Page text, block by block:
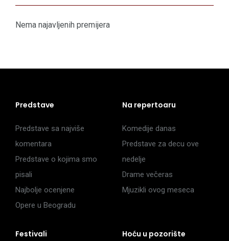
Nema najavljenih premijera
Predstave
Predstave sa najviše
komentara
Predstave o kojima smo
pisali
Najbolje ocenjene
Opere u Beogradu
Na repertoaru
Komedije danas
Predstave za decu ove
nedelje
Drame večeras
Mjuzikli ovog meseca
Festivali Hoću u pozorište